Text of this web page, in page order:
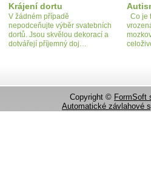
Krájení dortu
V žádném případě
nepodceňujte výběr svatebních
dortů. Jsou skvělou dekorací a
dotvářejí příjemný doj…
Co je
Copyright © FormSoft
Automatické závlahové